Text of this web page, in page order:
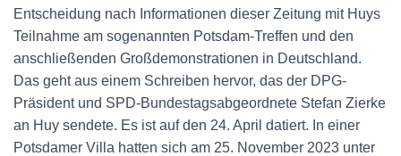
Entscheidung nach Informationen dieser Zeitung mit Huys
Teilnahme am sogenannten Potsdam-Treffen und den
anschließenden Großdemonstrationen in Deutschland.
Das geht aus einem Schreiben hervor, das der DPG-
Präsident und SPD-Bundestagsabgeordnete Stefan Zierke
an Huy sendete. Es ist auf den 24. April datiert. In einer
Potsdamer Villa hatten sich am 25. November 2023 unter